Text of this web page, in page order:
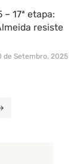
– 17ª etapa:
resiste
de Setembro, 2025